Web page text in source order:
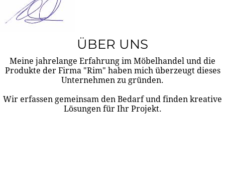
ÜBER UNS
Meine jahrelange Erfahrung im Möbelhandel und die
Produkte der Firma "Rim" haben mich überzeugt dieses
Unternehmen zu gründen.
Wir erfassen gemeinsam den Bedarf und finden kreative
Lösungen für Ihr Projekt.